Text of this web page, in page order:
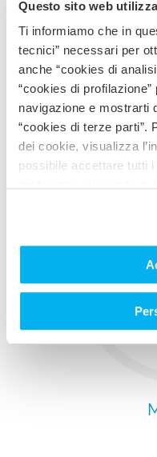
Questo sito web
Ti informiamo che in
tecnici” necessari per
anche “cookies di
“cookies di
navigazione e mostrarti
“cookies di terze parti”.
dei cookie, visualizza
possibile accettare tutti
impostazioni